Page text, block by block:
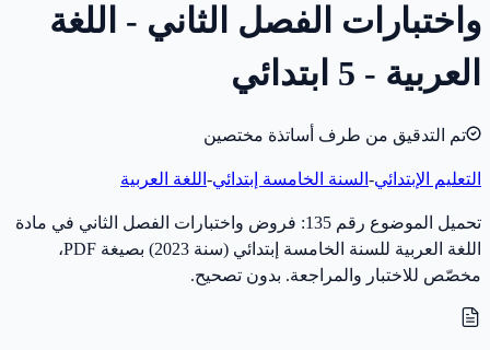
واختبارات الفصل الثاني - اللغة
العربية - 5 ابتدائي
تم التدقيق من طرف أساتذة مختصين
التعليم الإبتدائي- السنة الخامسة إبتدائي- اللغة العربية
تحميل الموضوع رقم 135: فروض واختبارات الفصل الثاني في مادة
اللغة العربية للسنة الخامسة إبتدائي (سنة 2023) بصيغة PDF،
مخصّص للاختبار والمراجعة. بدون تصحيح.